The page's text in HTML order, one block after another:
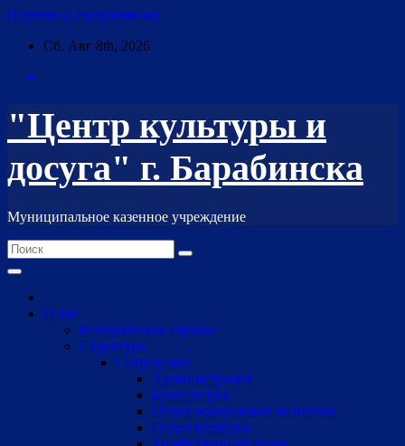
Перейти к содержимому
Сб. Авг 8th, 2026
"Центр культуры и
досуга" г. Барабинска
Муниципальное казенное учреждение
О нас
Историческая справка
Структура
Сотрудники
Администрация
Бухгалтерия
Отдел молодежной политики
Отдел культуры